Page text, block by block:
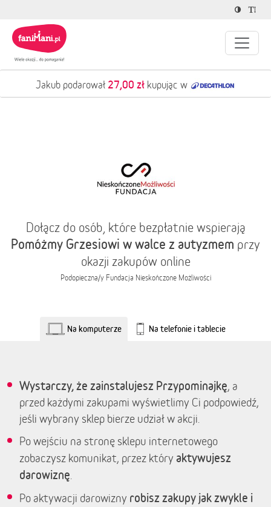
Jakub podarował 27,00 zł kupując w
Dołącz do osób, które bezpłatnie wspierają
Pomóżmy Grzesiowi w walce z autyzmem przy
okazji zakupów online
Podopieczna/y Fundacja Nieskończone Możliwości
Na komputerze Na telefonie i tablecie
Wystarczy, że zainstalujesz Przypominajkę, a
przed każdymi zakupami wyświetlimy Ci podpowiedź,
jeśli wybrany sklep bierze udział w akcji.
Po wejściu na stronę sklepu internetowego
zobaczysz komunikat, przez który aktywujesz
darowiznę
Po aktywacji darowizny robisz zakupy jak zwykle i